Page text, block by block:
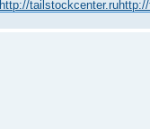
http://tailstockcenter.ru